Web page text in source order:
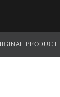
サイト全体
PRODUCT